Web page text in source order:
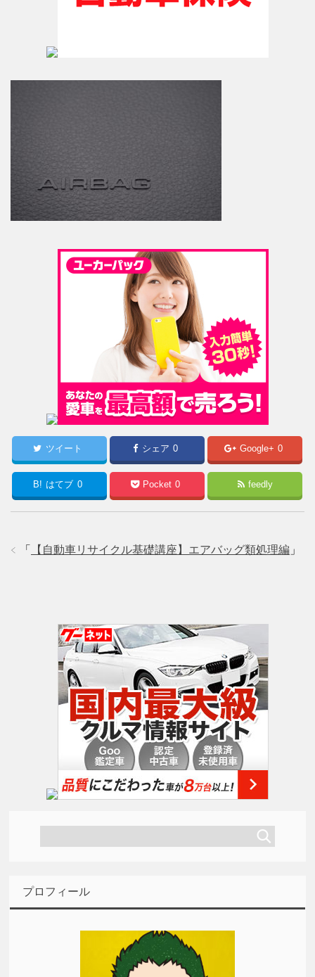
ツイート シェア 0 Google+ 0
B! はてブ 0 Pocket 0 feedly
「 【自動車リサイクル基礎講座】エアバッグ類処理編 」
プロフィール